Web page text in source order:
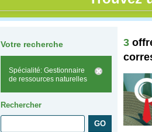
Votre recherche
Spécialité: Gestionnaire
de ressources naturelles
Rechercher
3